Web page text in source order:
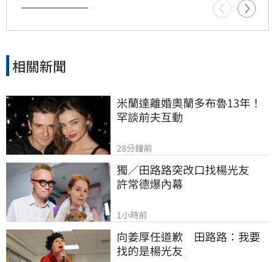
相關新聞
米蘭達離婚奧蘭多布魯13年！
罕談前夫互動
28分鐘前
獨／田路路突改口找楊光友
許常德爆內幕
1小時前
向姜厚任道歉　田路路：我要
找的是楊光友